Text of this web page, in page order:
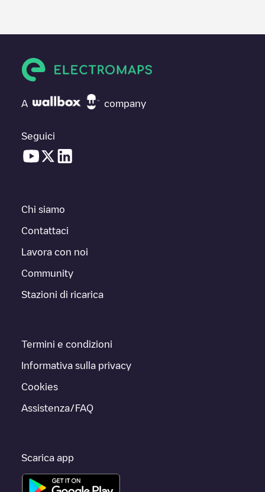
A company
Seguici
Chi siamo
Contattaci
Lavora con noi
Community
Stazioni di ricarica
Termini e condizioni
Informativa sulla privacy
Cookies
Assistenza/FAQ
Scarica app